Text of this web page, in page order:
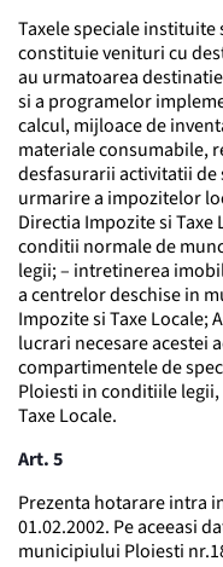
Taxele speciale
constituie venituri cu
au urmatoarea
si a programelor
calcul, mijloace de
materiale consumabile,
desfasurarii activitatii
urmarire a impozitelor
Directia Impozite si
conditii normale de
legii; – intretinerea
a centrelor deschise in
Impozite si Taxe Locale;
lucrari necesare acestei
compartimentele de
Ploiesti in conditiile
Taxe Locale.
Art. 5
Prezenta hotarare intra
01.02.2002. Pe aceeasi
municipiului Ploiesti